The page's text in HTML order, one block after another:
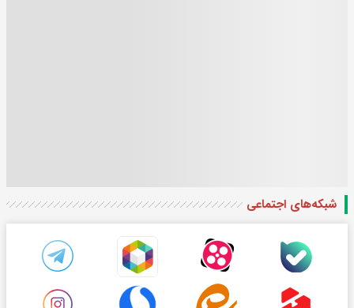
شبکه‌های اجتماعی